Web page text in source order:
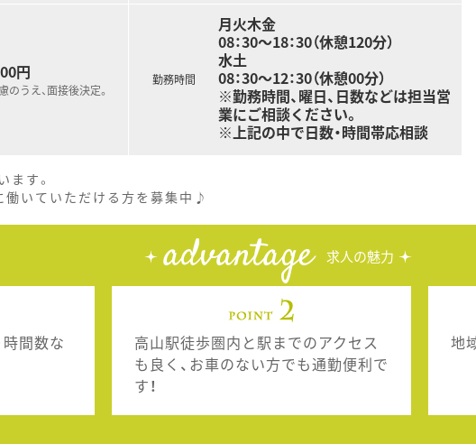
円
うえ、面接後決定。
勤務時間
月火木金
08：30～18：30（休憩120分）
水土
08：30～12：30（休憩00分）
※勤務時間、曜日、日数などは担当営
業にご相談ください。
※上記の中で日数・時間帯応相談
す。
いていただける方を募集中♪
advantage 求人の魅力
時間数な
高山駅徒歩圏内と駅までのアクセス
も良く、お車のない方でも通勤便利で
す！
地